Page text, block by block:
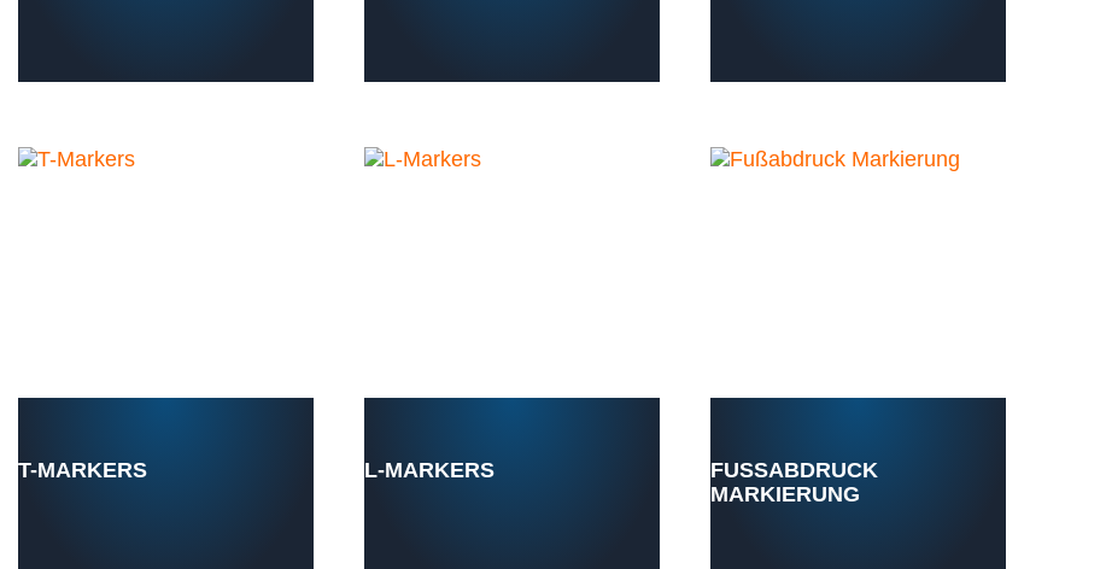
T-MARKERS L-MARKERS
FUSSABDRUCK M
ARKIERUNG